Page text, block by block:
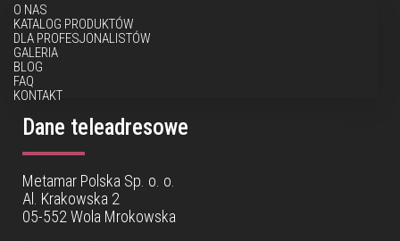
O NAS
KATALOG PRODUKTÓW
DLA PROFESJONALISTÓW
GALERIA
BLOG
FAQ
KONTAKT
Dane teleadresowe
Metamar Polska Sp. o. o.
Al. Krakowska 2
05-552 Wola Mrokowska